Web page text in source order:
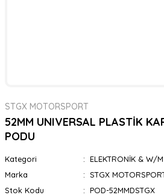
STGX MOTORSPORT
52MM UNIVERSAL PLASTİK
PODU
Kategori
ELEKTRONİK & W/M
Marka
STGX
Stok Kodu
POD-52MMDSTGX